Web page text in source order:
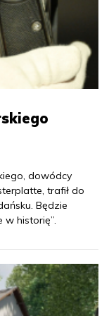
dowódcy
trafił do
Będzie
w historię”.